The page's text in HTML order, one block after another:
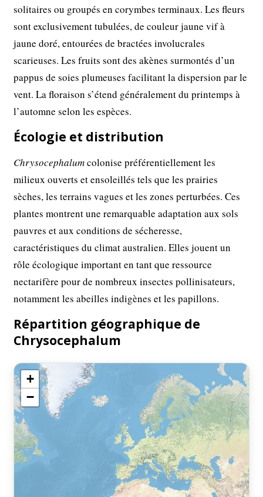
solitaires ou groupés en corymbes terminaux. Les fleurs
sont exclusivement tubulées, de couleur jaune vif à
jaune doré, entourées de bractées involucrales
scarieuses. Les fruits sont des akènes surmontés d’un
pappus de soies plumeuses facilitant la dispersion par le
vent. La floraison s’étend généralement du printemps à
l’automne selon les espèces.
Écologie et distribution
Chrysocephalumcolonise préférentiellement les
milieux ouverts et ensoleillés tels que les prairies
sèches, les terrains vagues et les zones perturbées. Ces
plantes montrent une remarquable adaptation aux sols
pauvres et aux conditions de sécheresse,
caractéristiques du climat australien. Elles jouent un
rôle écologique important en tant que ressource
nectarifère pour de nombreux insectes pollinisateurs,
notamment les abeilles indigènes et les papillons.
Répartition géographique de
Chrysocephalum
+
−